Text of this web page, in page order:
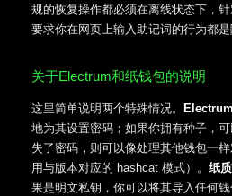
规的恢复操作都必须在离线状态下，
要求你在网页上输入助记词的行为都是
关于Electrum和纸钱包的说明
这里简单说明两个特殊情况。 Electrum
地为其设置密码；如果你拥有种子，
失了密码，则可以像处理其他钱包一
用与版本对应的 hashcat 模式）。 纸
果是明文私钥，你可以将其导入任何